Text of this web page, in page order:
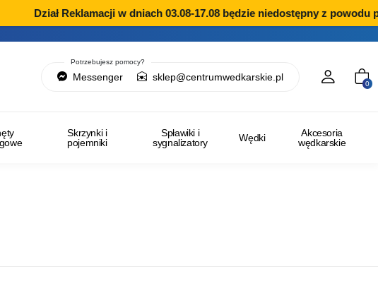
Dział Reklamacji w dniach 03.08-17.08 będzie niedostępny z powodu
Potrzebujesz pomocy?
Messenger sklep@centrumwedkarskie.pl
0
Skrzynki i
pojemniki
Spławiki i
sygnalizatory
Wędki
Akcesoria
wędkarskie